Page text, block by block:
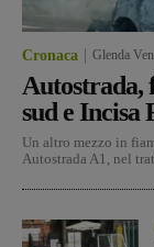
Cronaca Glenda
Autostrada,
sud e Incisa
Un altro mezzo in
Autostrada A1, nel